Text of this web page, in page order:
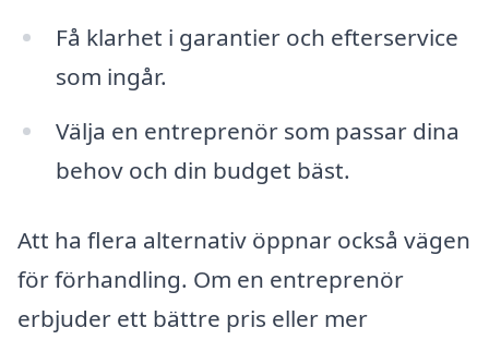
Få klarhet i garantier och efterservice
som ingår.
Välja en entreprenör som passar dina
behov och din budget bäst.
Att ha flera alternativ öppnar också vägen
för förhandling. Om en entreprenör
erbjuder ett bättre pris eller mer